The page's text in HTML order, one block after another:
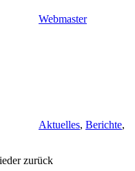
Webmaster
Aktuelles, Berichte,
zurück